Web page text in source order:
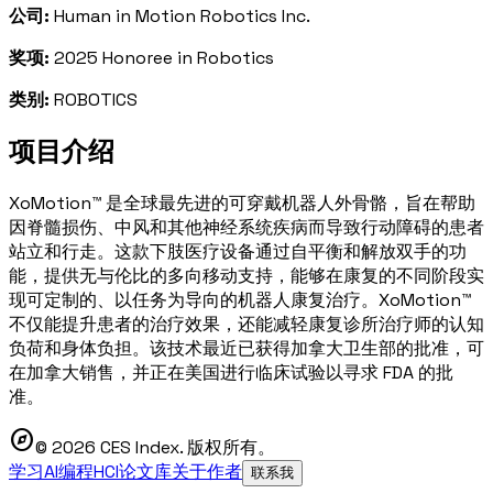
公司: Human in Motion Robotics Inc.
奖项: 2025 Honoree in Robotics
类别: ROBOTICS
项目介绍
XoMotion™ 是全球最先进的可穿戴机器人外骨骼，旨在帮助
因脊髓损伤、中风和其他神经系统疾病而导致行动障碍的患者
站立和行走。这款下肢医疗设备通过自平衡和解放双手的功
能，提供无与伦比的多向移动支持，能够在康复的不同阶段实
现可定制的、以任务为导向的机器人康复治疗。XoMotion™
不仅能提升患者的治疗效果，还能减轻康复诊所治疗师的认知
负荷和身体负担。该技术最近已获得加拿大卫生部的批准，可
在加拿大销售，并正在美国进行临床试验以寻求 FDA 的批
准。
explore© 2026 CES Index. 版权所有。
学习AI编程HCI论文库关于作者 联系我